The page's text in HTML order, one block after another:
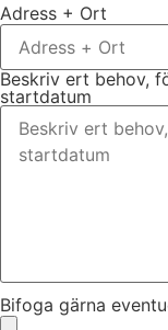
Adress + Ort
Beskriv ert behov,
startdatum
Bifoga gärna